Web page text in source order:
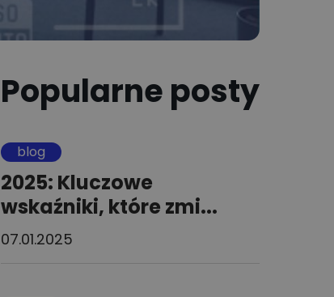
Popularne posty
blog
2025: Kluczowe
wskaźniki, które zmi...
07.01.2025